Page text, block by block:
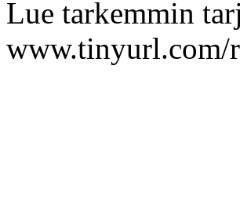
Lue tarkemmin
www.tinyurl.com/